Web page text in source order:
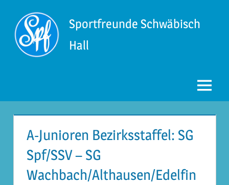
Inhalt
springen
Sportfreunde Schwäbisch
Hall
Menü
A-Junioren Bezirksstaffel: SG
Spf/SSV – SG
Wachbach/Althausen/Edelfin